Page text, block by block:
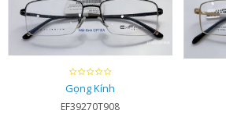
Gọng Kính
EF39270T908